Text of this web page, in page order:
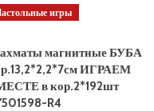
игры
магнитные БУБА
ИГРАЕМ
в кор.2*192шт
R4